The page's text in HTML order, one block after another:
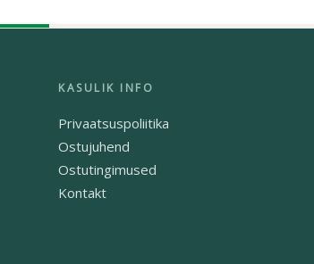
Privaatsuspoliitika
Ostujuhend
Ostutingimused
Kontakt